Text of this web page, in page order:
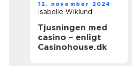
12. november 2024
Isabelle Wiklund
Tjusningen med
casino – enligt
Casinohouse.dk